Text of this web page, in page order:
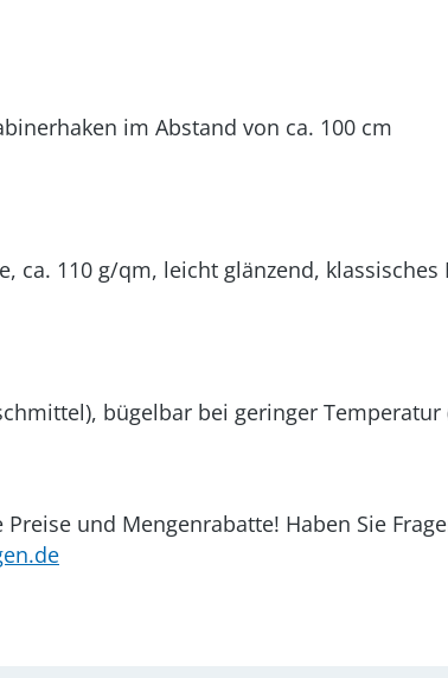
im Abstand von ca. 100 cm
ca. 110 g/qm, leicht glänzend, klassisches
bügelbar bei geringer Temperatur
und Mengenrabatte! Haben Sie